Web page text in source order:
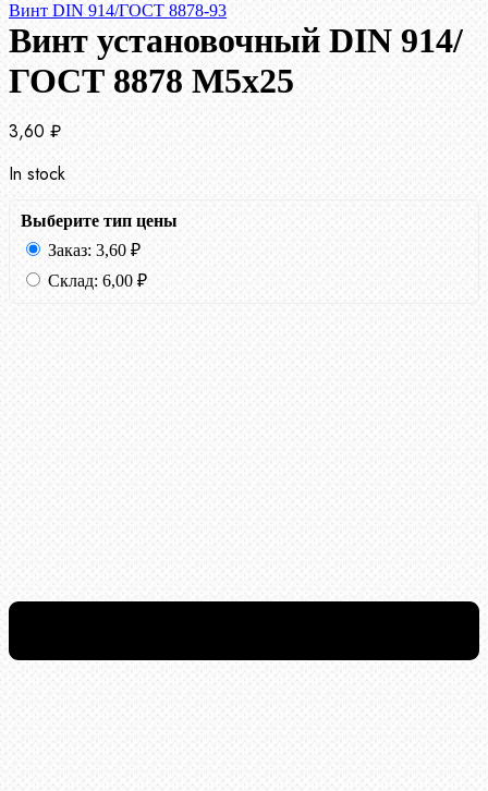
Винт DIN 914/ГОСТ 8878-93
Винт установочный DIN 914/
ГОСТ 8878 M5x25
3,60 ₽
In stock
Выберите тип цены
Заказ: 3,60 ₽
Склад: 6,00 ₽